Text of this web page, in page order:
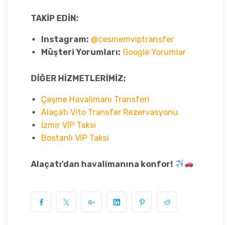
TAKİP EDİN:
Instagram: @cesmemviptransfer
Müşteri Yorumları: Google Yorumlar
DİĞER HİZMETLERİMİZ:
Çeşme Havalimanı Transferi
Alaçatı Vito Transfer Rezervasyonu
İzmir VIP Taksi
Bostanlı VIP Taksi
Alaçatı’dan havalimanına konfor!